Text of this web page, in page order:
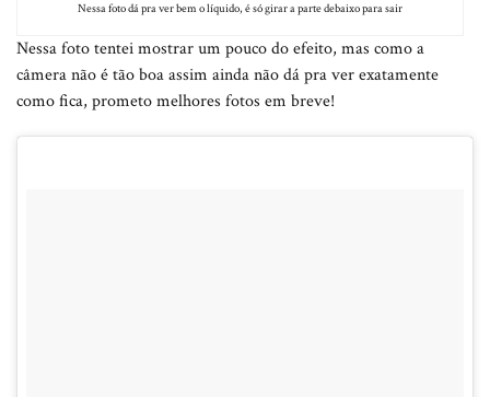
Nessa foto dá pra ver bem o líquido, é só girar a parte debaixo para sair
Nessa foto tentei mostrar um pouco do efeito, mas como a
câmera não é tão boa assim ainda não dá pra ver exatamente
como fica, prometo melhores fotos em breve!